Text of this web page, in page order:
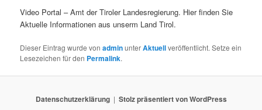
Video Portal – Amt der Tiroler Landesregierung. Hier finden Sie
Aktuelle Informationen aus unserm Land Tirol.
Dieser Eintrag wurde vonadminunterAktuellveröffentlicht. Setze ein
Lesezeichen für den Permalink.
Datenschutzerklärung Stolz präsentiert von WordPress